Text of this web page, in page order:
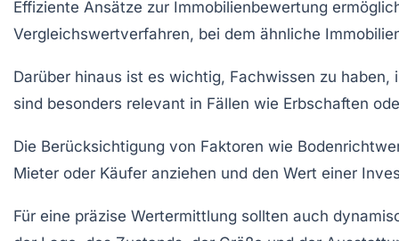
Effiziente Ansätze zur Immobilienbewertung
Vergleichswertverfahren, bei dem ähnliche
Darüber hinaus ist es wichtig, Fachwissen zu
sind besonders relevant in Fällen wie Erbschaften
Die Berücksichtigung von Faktoren wie
Mieter oder Käufer anziehen und den Wert einer
Für eine präzise Wertermittlung sollten auch